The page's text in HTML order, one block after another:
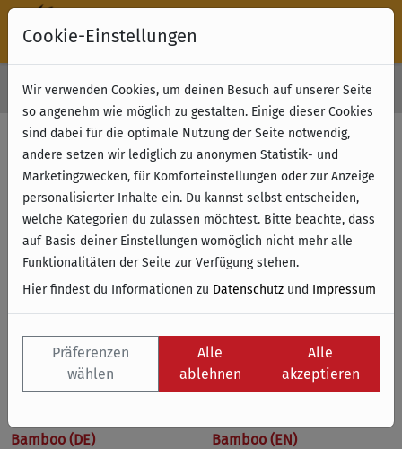
Kostenloser Versand & Retoure ab 49 € (innerhalb Deutschlands)
Filter anzeigen
Name
Bamboo (DE) Bamboo (EN)
Cookie-Einstellungen
Wir verwenden Cookies, um deinen Besuch auf unserer Seite
so angenehm wie möglich zu gestalten. Einige dieser Cookies
sind dabei für die optimale Nutzung der Seite notwendig,
andere setzen wir lediglich zu anonymen Statistik- und
Marketingzwecken, für Komforteinstellungen oder zur Anzeige
personalisierter Inhalte ein. Du kannst selbst entscheiden,
welche Kategorien du zulassen möchtest. Bitte beachte, dass
auf Basis deiner Einstellungen womöglich nicht mehr alle
Funktionalitäten der Seite zur Verfügung stehen.
Hier findest du Informationen zu Datenschutz und Impressum
Präferenzen
wählen
Alle
ablehnen
Alle
akzeptieren